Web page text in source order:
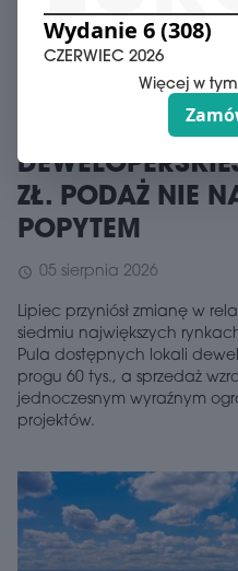
RYNEK INWESTYCYJNY I
WARTOŚĆ
ZŁ. PODAŻ NIE
POPYTEM
schedule 05 sierpnia 2026
Lipiec przyniósł zmianę w
siedmiu największych
Pula dostępnych lokali
progu 60 tys., a sprzedaż
jednoczesnym wyraźnym
projektów.
Wydanie 6 (308)
CZERWIEC 2026
Więcej w